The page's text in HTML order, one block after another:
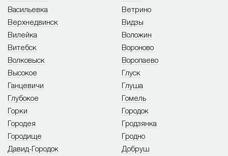
Васильевка
Верхнедвинск
Ветрино
Видзы
Вилейка
Витебск
Волковыск
Воложин
Вороново
Воропаево
Высокое
Ганцевичи
Глубокое
Глуск
Глуша
Гомель
Горки
Городея
Городище
Городок
Гродзянка
Гродно
Давид-Городок
Добруш